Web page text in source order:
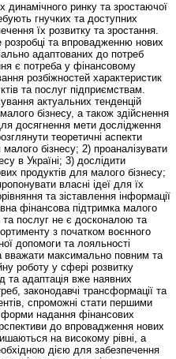
ринку та зростаючої
гнучких та доступних
їх розвитку та зростання.
та впровадженню нових
адаптованих до потреб
є потреба у фінансовому
розбіжностей характеристик
та послуг підприємствам.
актуальних тенденцій
бізнесу, а також здійснення
досягнення мети дослідження
теоретичні аспекти
бізнесу; 2) проаналізувати
в Україні; 3) дослідити
продуктів для малого бізнесу;
власні ідеї для їх
та зіставлення інформації
фінансова підтримка малого
та послуг не є досконалою та
з початком воєнного
допомоги та лояльності
вважати максимально повним та
роботу у сфері розвитку
та адаптація вже наявних
законодавчі трансформації та
спроможні стати першими
форми надання фінансових
до впровадження нових
на високому рівні, а
дією для забезпечення